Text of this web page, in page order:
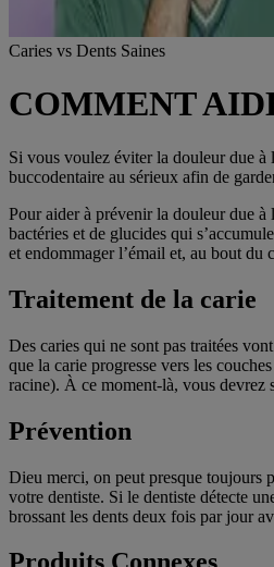
Caries vs Dents Saines
COMMENT
Si vous voulez éviter la douleur due à
buccodentaire au sérieux afin de
Pour aider à prévenir la douleur due à
bactéries et de glucides qui
et endommager l’émail et, au bout du
Traitement de la carie
Des caries qui ne sont pas traitées
que la carie progresse vers les
racine). À ce moment-là, vous devrez
Prévention
Dieu merci, on peut presque toujours
votre dentiste. Si le dentiste détecte
brossant les dents deux fois par jour